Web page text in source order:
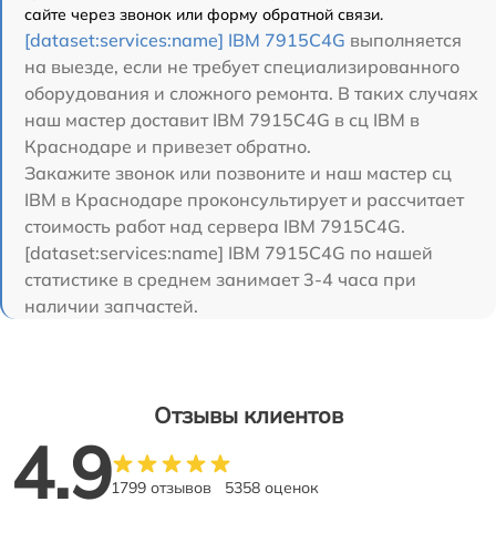
сайте через звонок или форму обратной связи.
[dataset:services:name] IBM 7915C4G выполняется
на выезде, если не требует специализированного
оборудования и сложного ремонта. В таких случаях
наш мастер доставит IBM 7915C4G в сц IBM в
Краснодаре и привезет обратно.
Закажите звонок или позвоните и наш мастер сц
IBM в Краснодаре проконсультирует и рассчитает
стоимость работ над сервера IBM 7915C4G.
[dataset:services:name] IBM 7915C4G по нашей
статистике в среднем занимает 3-4 часа при
наличии запчастей.
Отзывы клиентов
4.91799 отзывов 5358 оценок